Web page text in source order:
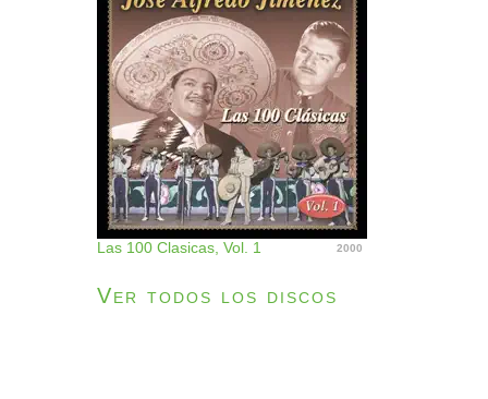
Las 100 Clasicas, Vol. 1 2000
Ver todos los discos